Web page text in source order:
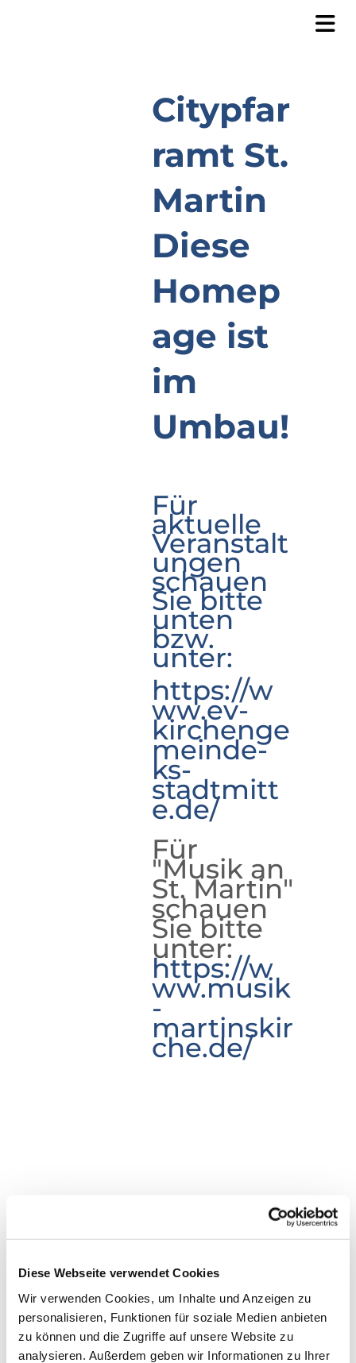
Diese Webseite verwendet Cookies
Wir verwenden Cookies, um Inhalte und Anzeigen zu
personalisieren, Funktionen für soziale Medien anbieten
zu können und die Zugriffe auf unsere Website zu
analysieren. Außerdem geben wir Informationen zu Ihrer
Citypfar
ramt St.
Martin
Diese
Homep
age ist
im
Umbau!
Für
aktuelle
Veranstalt
ungen
schauen
Sie bitte
unten
bzw.
unter:
https://w
ww.ev-
kirchenge
meinde-
ks-
stadtmitt
e.de/
Für
"Musik an
St. Martin"
schauen
Sie bitte
unter:
https://w
ww.musik
-
martinskir
che.de/
Gottesdienst mit Abendmahl
in der Adventskirche